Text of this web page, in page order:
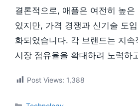
결론적으로, 애플은 여전히 높은
있지만, 가격 경쟁과 신기술 도
화되었습니다. 각 브랜드는 지속
시장 점유율을 확대하려 노력하
Post Views: 1,388
카